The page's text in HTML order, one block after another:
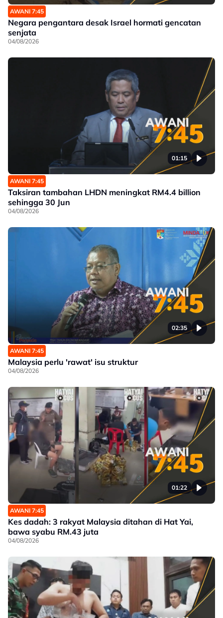
AWANI 7:45
Negara pengantara desak Israel hormati gencatan
senjata
04/08/2026
01:15
AWANI 7:45
Taksiran tambahan LHDN meningkat RM4.4 billion
sehingga 30 Jun
04/08/2026
02:35
AWANI 7:45
Malaysia perlu 'rawat' isu struktur
04/08/2026
01:22
AWANI 7:45
Kes dadah: 3 rakyat Malaysia ditahan di Hat Yai,
bawa syabu RM.43 juta
04/08/2026